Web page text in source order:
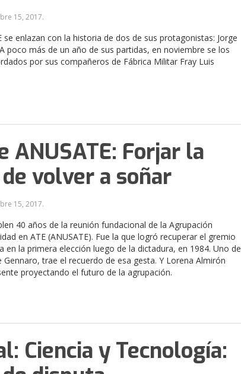
15, 2017.
se enlazan con la historia de dos de sus protagonistas: Jorge
poco más de un año de sus partidas, en noviembre se los
por sus compañeros de Fábrica Militar Fray Luis
ANUSATE: Forjar la
volver a soñar
15, 2017.
40 años de la reunión fundacional de la Agrupación
en ATE (ANUSATE). Fue la que logró recuperar el gremio
en la primera elección luego de la dictadura, en 1984. Uno de
trae el recuerdo de esa gesta. Y Lorena Almirón
proyectando el futuro de la agrupación.
Ciencia y Tecnología: